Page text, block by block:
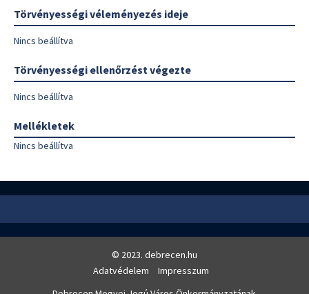
Törvényességi véleményezés ideje
Nincs beállítva
Törvényességi ellenőrzést végezte
Nincs beállítva
Mellékletek
Nincs beállítva
© 2023. debrecen.hu
Adatvédelem
Impresszum